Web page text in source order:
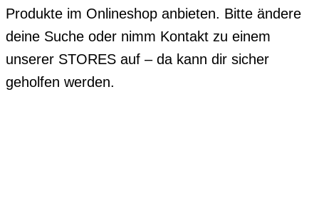
Produkte im Onlineshop anbieten. Bitte ändere
deine Suche oder nimm Kontakt zu einem
unserer STORES auf – da kann dir sicher
geholfen werden.